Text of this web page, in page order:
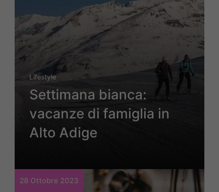
Lifestyle
Settimana bianca:
vacanze di famiglia in
Alto Adige
28 Ottobre 2023